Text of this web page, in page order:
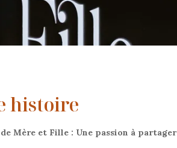
histoire
Mère et Fille : Une passion à partager